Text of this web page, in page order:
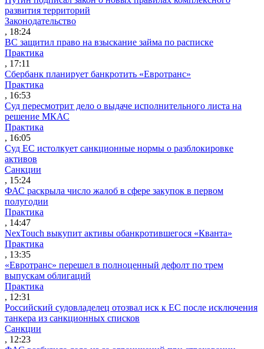
развития территорий
Законодательство
, 18:24
ВС защитил право на взыскание займа по расписке
Практика
, 17:11
Сбербанк планирует банкротить «Евротранс»
Практика
, 16:53
Суд пересмотрит дело о выдаче исполнительного листа на
решение МКАС
Практика
, 16:05
Суд ЕС истолкует санкционные нормы о разблокировке
активов
Санкции
, 15:24
ФАС раскрыла число жалоб в сфере закупок в первом
полугодии
Практика
, 14:47
NexTouch выкупит активы обанкротившегося «Кванта»
Практика
, 13:35
«Евротранс» перешел в полноценный дефолт по трем
выпускам облигаций
Практика
, 12:31
Российский судовладелец отозвал иск к ЕС после исключения
танкера из санкционных списков
Санкции
, 12:23